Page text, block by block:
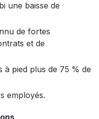
une baisse de
de fortes
et de
à pied plus de 75 % de
employés.